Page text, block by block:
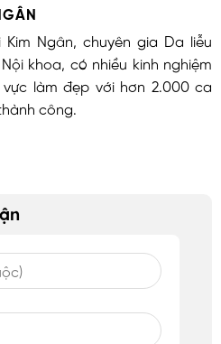
Kim Ngân, chuyên gia Da liễu
khoa, có nhiều kinh nghiệm
vực làm đẹp với hơn 2.000 ca
công.